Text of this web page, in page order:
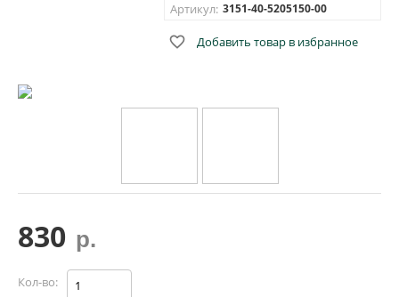
Артикул: 3151-40-5205150-00
 Добавить товар в избранное
830 р.
Кол-во: